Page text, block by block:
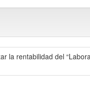
la rentabilidad del